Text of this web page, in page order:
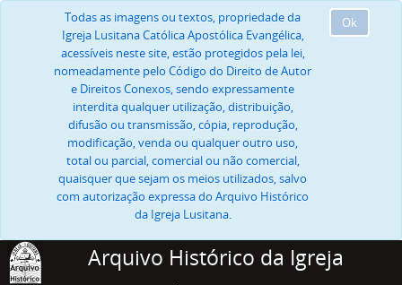
Ok
Todas as imagens ou textos, propriedade da
Igreja Lusitana Católica Apostólica Evangélica,
acessíveis neste site, estão protegidos pela lei,
nomeadamente pelo Código do Direito de Autor
e Direitos Conexos, sendo expressamente
interdita qualquer utilização, distribuição,
difusão ou transmissão, cópia, reprodução,
modificação, venda ou qualquer outro uso,
total ou parcial, comercial ou não comercial,
quaisquer que sejam os meios utilizados, salvo
com autorização expressa do Arquivo Histórico
da Igreja Lusitana.
Arquivo Histórico da Igreja